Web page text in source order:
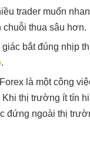
trader muốn
chuỗi thua sâu hơn.
giác bắt đúng nhịp
.
là một công
thị trường ít tín
đứng ngoài thị